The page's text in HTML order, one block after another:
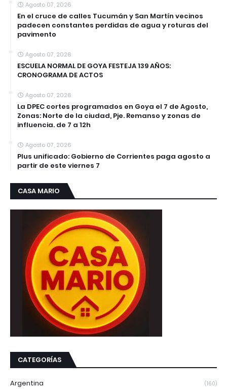
Agosto 07, 2026
En el cruce de calles Tucumán y San Martín vecinos
padecen constantes perdidas de agua y roturas del
pavimento
Agosto 07, 2026
ESCUELA NORMAL DE GOYA FESTEJA 139 AÑOS:
CRONOGRAMA DE ACTOS
Agosto 07, 2026
La DPEC cortes programados en Goya el 7 de Agosto,
Zonas: Norte de la ciudad, Pje. Remanso y zonas de
influencia. de 7 a 12h
Agosto 07, 2026
Plus unificado: Gobierno de Corrientes paga agosto a
partir de este viernes 7
CASA MARIO
CATEGORÍAS
Argentina (160)